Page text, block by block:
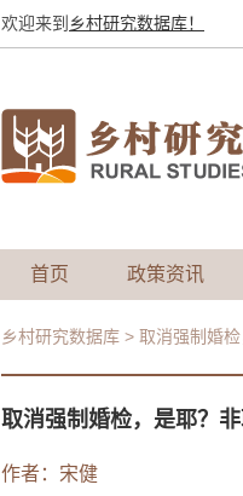
欢迎来到 乡村研究数据库！
首页 政策资讯
乡村研究数据库 > 取消强制婚检
取消强制婚检，是耶？非
作者： 宋健